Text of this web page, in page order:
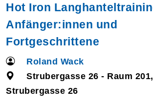
Hot Iron
Anfänger:innen und
Fortgeschrittene
Roland Wack
Strubergasse 26 - Raum 201,
Strubergasse 26